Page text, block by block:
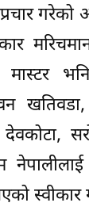
गरेको
नेपालीलाई